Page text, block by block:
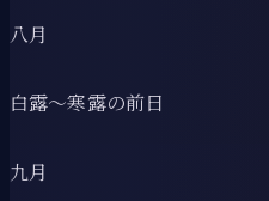
八月
白露〜寒露の前日
九月